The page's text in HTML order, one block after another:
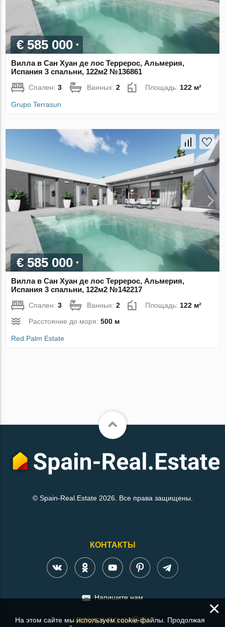
€ 585 000
Вилла в Сан Хуан де лос Террерос, Альмерия,
Испания 3 спальни, 122м2 №136861
Спален:3 Ванных:2 Площадь: 122 м²
Grupo Terrasun
€ 585 000
Вилла в Сан Хуан де лос Террерос, Альмерия,
Испания 3 спальни, 122м2 №142217
Спален:3 Ванных:2 Площадь: 122 м²
Расстояние до моря:500 м
Red Palm Estate
© Spain-Real.Estate 2026. Все права защищены.
КОНТАКТЫ
Напишите нам
ПОИСК ПО САЙТУ
×
На этом сайте мы используем cookie-файлы. Продолжая